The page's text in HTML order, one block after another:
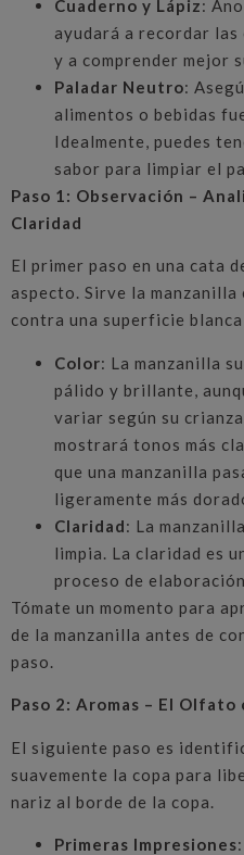
Cuaderno y Lápiz:
ayudará a recordar
y a comprender mejor
Paladar Neutro:
alimentos o bebidas
Idealmente, puedes
sabor para limpiar el
Paso 1: Observación –
Claridad
El primer paso en una cata
aspecto. Sirve la manzanilla
contra una superficie
Color: La manzanilla
pálido y brillante,
variar según su
mostrará tonos más
que una manzanilla
ligeramente más
Claridad: La
limpia. La claridad es
proceso de
Tómate un momento para
de la manzanilla antes de
paso.
Paso 2: Aromas – El Olfato
El siguiente paso es
suavemente la copa para
nariz al borde de la copa.
Primeras Impresiones